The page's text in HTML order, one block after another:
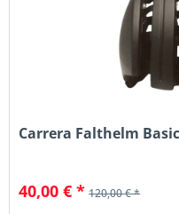
Carrera Falthelm
40,00 € * 120,00 € *